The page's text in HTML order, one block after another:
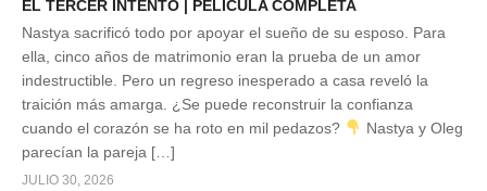
EL TERCER INTENTO | PELÍCULA COMPLETA
Nastya sacrificó todo por apoyar el sueño de su esposo. Para
ella, cinco años de matrimonio eran la prueba de un amor
indestructible. Pero un regreso inesperado a casa reveló la
traición más amarga. ¿Se puede reconstruir la confianza
cuando el corazón se ha roto en mil pedazos?
Nastya y Oleg
parecían la pareja […]
JULIO 30, 2026